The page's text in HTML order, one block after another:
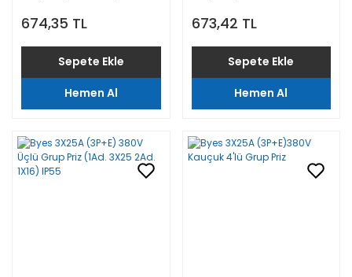
674,35 TL
Sepete Ekle
Hemen Al
673,42 TL
Sepete Ekle
Hemen Al